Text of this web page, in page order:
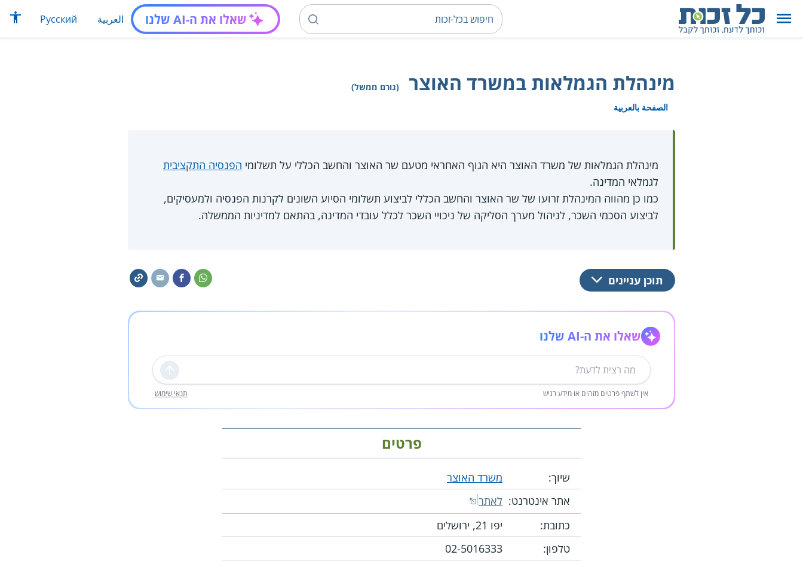
שאלו את ה-AI שלנו العربية Русский
מינהלת הגמלאות במשרד האוצר
(גורם ממשל)
الصفحة بالعربية
מינהלת הגמלאות של משרד האוצר היא הגוף האחראי מטעם שר האוצר והחשב הכללי על תשלומי הפנסיה התקציבית
לגמלאי המדינה.
כמו כן מהווה המינהלת זרועו של שר האוצר והחשב הכללי לביצוע תשלומי הסיוע השונים לקרנות הפנסיה ולמעסיקים,
לביצוע הסכמי השכר, לניהול מערך הסליקה של ניכויי השכר לכלל עובדי המדינה, בהתאם למדיניות הממשלה.
תוכן עניינים
שאלו את ה-AI שלנו
שליחה
אין לשתף פרטים מזהים או מידע רגיש תנאי שימוש
פרטים
שיוך:
משרד האוצר
אתר אינטרנט: לאתר
כתובת:
יפו 21, ירושלים
טלפון:
02-5016333